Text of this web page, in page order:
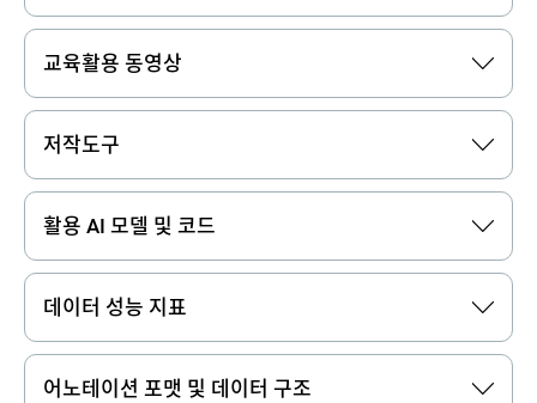
교육활용 동영상
저작도구
활용 AI 모델 및 코드
데이터 성능 지표
어노테이션 포맷 및 데이터 구조